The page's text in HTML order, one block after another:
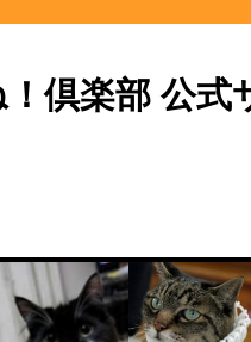
倶楽部 公式